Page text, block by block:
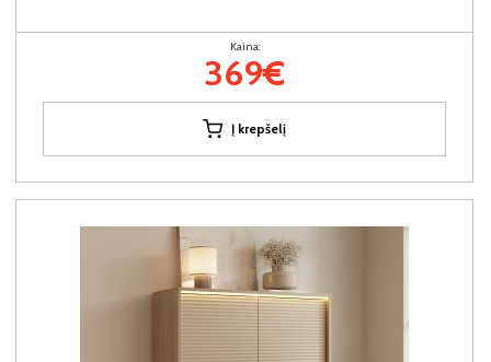
Kaina:
369€
Į krepšelį